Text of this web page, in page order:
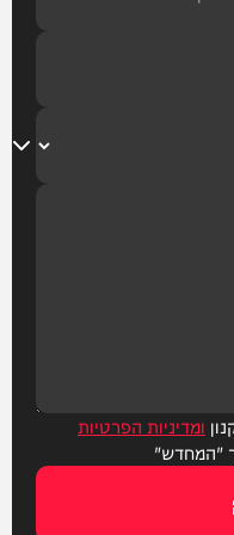
ומדיניות הפרטיות
"המחדש"